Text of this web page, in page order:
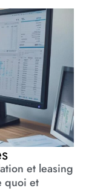
et leasing
quoi et